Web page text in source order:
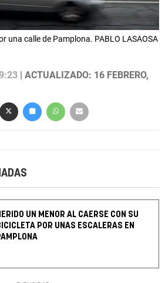
una calle de Pamplona. PABLO LASAOSA
| ACTUALIZADO: 16 FEBRERO,
UN MENOR AL CAERSE CON SU
POR UNAS ESCALERAS EN